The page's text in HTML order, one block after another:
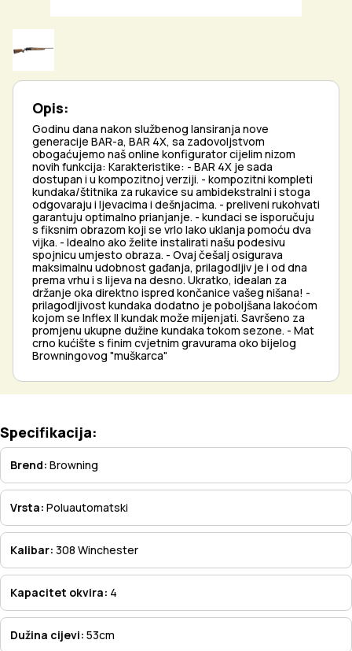
Opis:
Godinu dana nakon službenog lansiranja nove
generacije BAR-a, BAR 4X, sa zadovoljstvom
obogaćujemo naš online konfigurator cijelim nizom
novih funkcija: Karakteristike: - BAR 4X je sada
dostupan i u kompozitnoj verziji. - kompozitni kompleti
kundaka/štitnika za rukavice su ambidekstralni i stoga
odgovaraju i ljevacima i dešnjacima. - preliveni rukohvati
garantuju optimalno prianjanje. - kundaci se isporučuju
s fiksnim obrazom koji se vrlo lako uklanja pomoću dva
vijka. - Idealno ako želite instalirati našu podesivu
spojnicu umjesto obraza. - Ovaj češalj osigurava
maksimalnu udobnost gađanja, prilagodljiv je i od dna
prema vrhu i s lijeva na desno. Ukratko, idealan za
držanje oka direktno ispred končanice vašeg nišana! -
prilagodljivost kundaka dodatno je poboljšana lakoćom
kojom se Inflex II kundak može mijenjati. Savršeno za
promjenu ukupne dužine kundaka tokom sezone. - Mat
crno kućište s finim cvjetnim gravurama oko bijelog
Browningovog "muškarca"
Specifikacija:
Brend: Browning
Vrsta: Poluautomatski
Kalibar: 308 Winchester
Kapacitet okvira: 4
Dužina cijevi: 53cm